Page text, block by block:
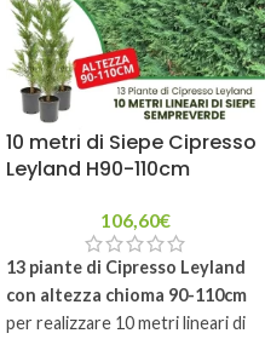
10 metri di Siepe Cipresso
Leyland H90-110cm
106,60€
13 piante di Cipresso Leyland
con altezza chioma 90-110cm
per realizzare 10 metri lineari di